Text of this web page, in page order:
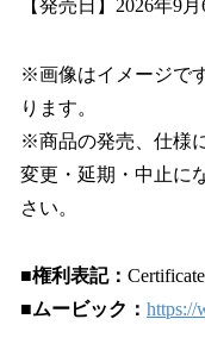
【発売日】2026年9
※画像はイメージで
ります。
※商品の発売、仕様
変更・延期・中止に
さい。
■権利表記：
■ムービック： https://